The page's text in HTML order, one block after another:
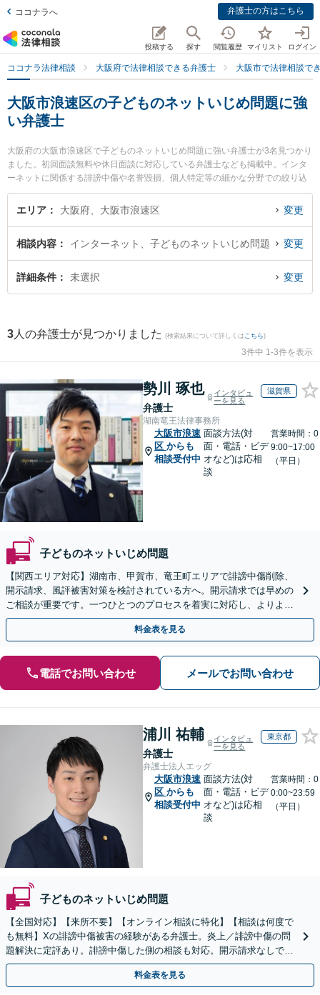
ココナラへ 弁護士の方はこちら
投稿する 探す 閲覧履歴 マイリスト ログイン
ココナラ法律相談 大阪府で法律相談できる弁護士 大阪市で法律相談で
大阪市浪速区の子どものネットいじめ問題に強
い弁護士
大阪府の大阪市浪速区で子どものネットいじめ問題に強い弁護士が3名見つかり
ました。初回面談無料や休日面談に対応している弁護士なども掲載中。インタ
ーネットに関係する誹謗中傷や名誉毀損、個人特定等の細かな分野での絞り込
み検索もでき便利です。特に弁護士法人植田法律会計の植田 諭弁護士や家藤法
律事務所の家藤 卓也弁護士、秋山法律事務所の秋山 朋毅弁護士のプロフィール
たい』『子どものネットいじめ問題のトラブル解決の実績豊富な近くの弁護士
を検索したい』『初回相談無料で子どものネットいじめ問題を法律相談できる
大阪市浪速区内の弁護士に相談予約したい』などでお困りの相談者さんにおす
エリア 大阪府、大阪市浪速区 変更
相談内容 インターネット、子どものネットいじめ問題 変更
詳細条件 未選択 変更
3 人の弁護士が見つかりました (検索結果について詳しくは こちら)
3件中 1-3件を表示
勢川 琢也
弁護士
インタビュ
ーを見る
滋賀県
湖南竜王法律事務所
大阪市浪速
区 からも
相談受付中
面談方法(対
面・電話・ビデ
オなど)は応相
談
営業時間：0
9:00~17:00
（平日）
子どものネットいじめ問題
【関西エリア対応】湖南市、甲賀市、竜王町エリアで誹謗中傷削除、
開示請求、風評被害対策を検討されている方へ。開示請求では早めの
ご相談が重要です。一つひとつのプロセスを着実に対応し、よりよい
解決に向けて尽力いたします【Web面談OK】
料金表を見る
電話でお問い合わせ メールでお問い合わせ
浦川 祐輔
弁護士
インタビュ
ーを見る
東京都
弁護士法人エッグ
大阪市浪速
区 からも
相談受付中
面談方法(対
面・電話・ビデ
オなど)は応相
談
営業時間：0
0:00~23:59
（平日）
子どものネットいじめ問題
【全国対応】【来所不要】【オンライン相談に特化】【相談は何度で
も無料】Xの誹謗中傷被害の経験がある弁護士。炎上／誹謗中傷の問
題解決に定評あり。誹謗中傷した側の相談も対応。開示請求なしで本
人の特定ができる場合もあり。
料金表を見る